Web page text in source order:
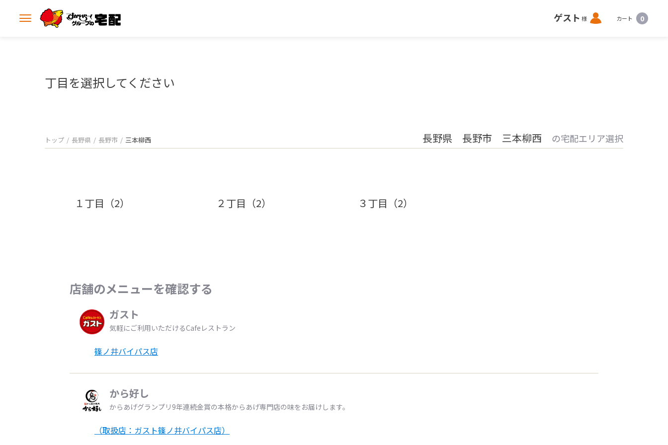
メ
ゲスト 様 ロ
グ
カート 0
丁目を選択してください
トップ 長野県 長野市 三本柳西 長野県 長野市 三本柳西 の宅配エリア選択
１丁目（2） ２丁目（2） ３丁目（2）
店舗のメニューを確認する
ガスト
気軽にご利用いただけるCafeレストラン
篠ノ井バイパス店
から好し
からあげグランプリ9年連続金賞の本格からあげ専門店の味をお届けします。
（取扱店：ガスト篠ノ井バイパス店）